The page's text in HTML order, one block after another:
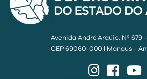
Avenida André Araújo, Nº 679
CEP 69060-000 | Manaus -
Instagram